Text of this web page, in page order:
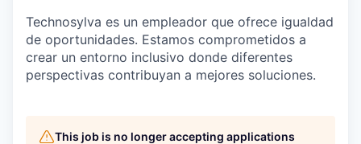
Technosylva es un empleador que ofrece igualdad
de oportunidades. Estamos comprometidos a
crear un entorno inclusivo donde diferentes
perspectivas contribuyan a mejores soluciones.
This job is no longer accepting applications